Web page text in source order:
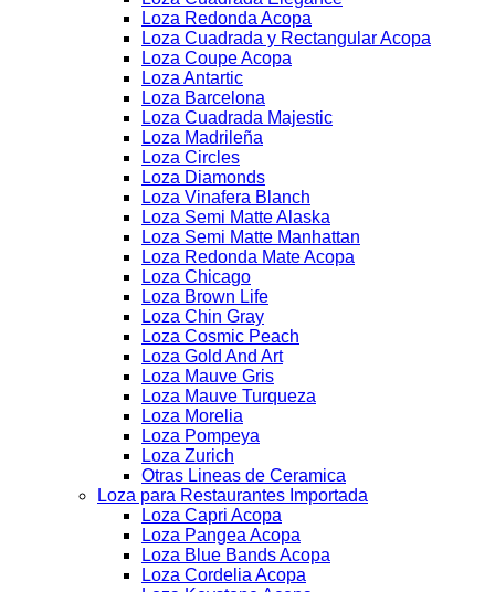
Loza Redonda Acopa
Loza Cuadrada y Rectangular Acopa
Loza Coupe Acopa
Loza Antartic
Loza Barcelona
Loza Cuadrada Majestic
Loza Madrileña
Loza Circles
Loza Diamonds
Loza Vinafera Blanch
Loza Semi Matte Alaska
Loza Semi Matte Manhattan
Loza Redonda Mate Acopa
Loza Chicago
Loza Brown Life
Loza Chin Gray
Loza Cosmic Peach
Loza Gold And Art
Loza Mauve Gris
Loza Mauve Turqueza
Loza Morelia
Loza Pompeya
Loza Zurich
Otras Lineas de Ceramica
Loza para Restaurantes Importada
Loza Capri Acopa
Loza Pangea Acopa
Loza Blue Bands Acopa
Loza Cordelia Acopa